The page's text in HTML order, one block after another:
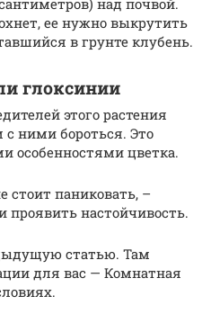
над почвой.
ее нужно выкрутить
в грунте клубень.
глоксинии
этого растения
с ними бороться. Это
особенностями цветка.
стоит паниковать, –
проявить настойчивость.
статью. Там
для вас — Комнатная